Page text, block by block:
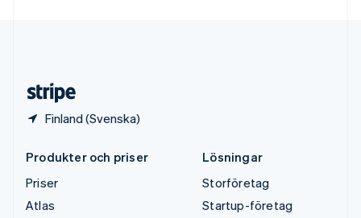
Finland (Svenska)
Produkter och priser
Priser
Atlas
Lösningar
Storföretag
Startup-företag